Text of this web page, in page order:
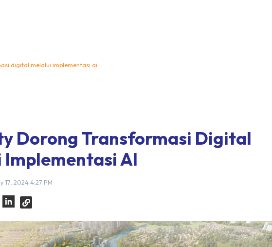
digital melalui implementasi ai
Dorong Transformasi Digital
Implementasi AI
17, 2024 4:27 PM